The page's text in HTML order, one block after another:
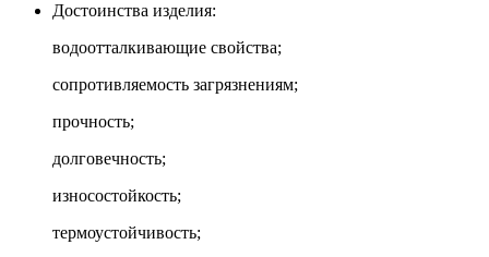
Достоинства изделия:
водоотталкивающие свойства;
сопротивляемость загрязнениям;
прочность;
долговечность;
износостойкость;
термоустойчивость;